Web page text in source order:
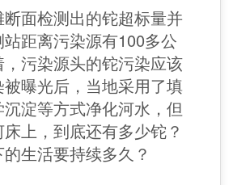
面检测出的铊超标量并
距离污染源有100多公
污染源头的铊污染应该
曝光后，当地采用了填
淀等方式净化河水，但
上，到底还有多少铊？
生活要持续多久？